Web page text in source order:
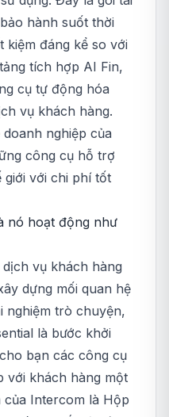
hành suốt thời
kiệm đáng kể so với
tích hợp AI Fin,
cụ tự động hóa
vụ khách hàng.
nghiệp của
công cụ hỗ trợ
giới với chi phí tốt
nó hoạt động như
vụ khách hàng
dựng mối quan hệ
nghiệm trò chuyện,
là bước khởi
bạn các công cụ
với khách hàng một
của Intercom là Hộp